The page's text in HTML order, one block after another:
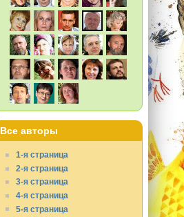
Все авторы
1-я страница
2-я страница
3-я страница
4-я страница
5-я страница